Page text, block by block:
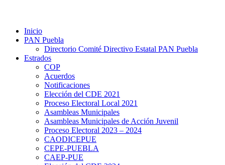
Inicio
PAN Puebla
Directorio Comité Directivo Estatal PAN Puebla
Estrados
COP
Acuerdos
Notificaciones
Elección del CDE 2021
Proceso Electoral Local 2021
Asambleas Municipales
Asambleas Municipales de Acción Juvenil
Proceso Electoral 2023 – 2024
CAODICEPUE
CEPE-PUEBLA
CAEP-PUE